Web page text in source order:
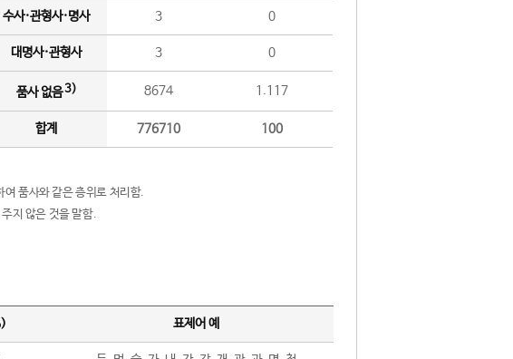
수사·관형사·명사 3 0
대명사·관형사 3 0
품사 없음3) 8674 1.117
합계 776710 100
여 품사와 같은 층위로 처리함.
지 않은 것을 말함.
표제어 예